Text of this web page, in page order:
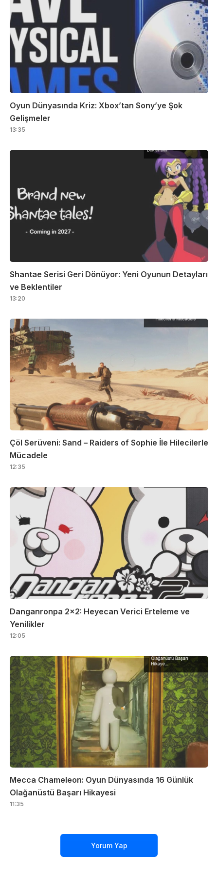
Oyun Dünyasında Kriz: Xbox’tan Sony’ye Şok
Gelişmeler
13:35
Shantae Serisi Geri Dönüyor: Yeni Oyunun Detayları
ve Beklentiler
13:20
Çöl Serüveni: Sand – Raiders of Sophie İle Hilecilerle
Mücadele
12:35
Danganronpa 2×2: Heyecan Verici Erteleme ve
Yenilikler
12:05
Mecca Chameleon: Oyun Dünyasında 16 Günlük
Olağanüstü Başarı Hikayesi
11:35
Yorum Yap